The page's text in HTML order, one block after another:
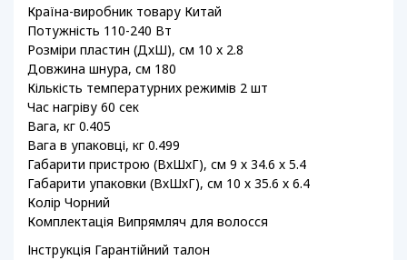
Країна-виробник товару Китай
Потужність 110-240 Вт
Розміри пластин (ДхШ), см 10 x 2.8
Довжина шнура, см 180
Кількість температурних режимів 2 шт
Час нагріву 60 сек
Вага, кг 0.405
Вага в упаковці, кг 0.499
Габарити пристрою (ВхШхГ), см 9 х 34.6 х 5.4
Габарити упаковки (ВхШхГ), см 10 х 35.6 х 6.4
Колір Чорний
Комплектація Випрямляч для волосся
Інструкція Гарантійний талон